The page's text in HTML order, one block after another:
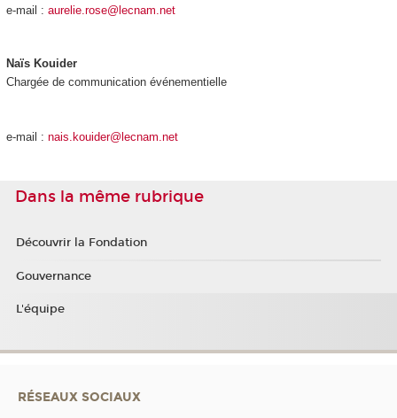
e-mail : aurelie.rose@lecnam.net
Naïs Kouider
Chargée de communication événementielle
e-mail : nais.kouider@lecnam.net
Dans la même rubrique
Découvrir la Fondation
Gouvernance
L'équipe
RÉSEAUX SOCIAUX